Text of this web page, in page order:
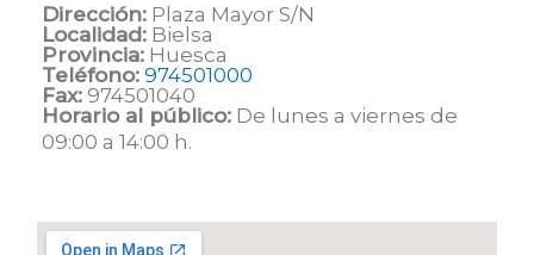
Dirección: Plaza Mayor S/N
Localidad: Bielsa
Provincia: Huesca
Teléfono: 974501000
Fax: 974501040
Horario al público: De lunes a viernes de
09:00 a 14:00 h.